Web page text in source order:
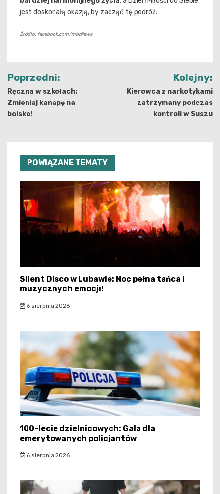
jest doskonałą okazją, by zacząć tę podróż.
Źródło: facebook.com/mbpilawa
Nawigacja
wpisu
Poprzedni:
Ręczna w szkołach:
Zmieniaj kanapę na
boisko!
Kolejny:
Kierowca z narkotykami
zatrzymany podczas
kontroli w Suszu
POWIĄZANE TEMATY
Silent Disco w Lubawie: Noc pełna tańca i
muzycznych emocji!
6 sierpnia 2026
100-lecie dzielnicowych: Gala dla
emerytowanych policjantów
6 sierpnia 2026